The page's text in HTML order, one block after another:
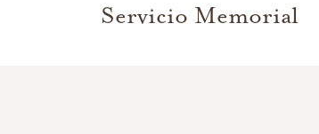
Servicio Memorial